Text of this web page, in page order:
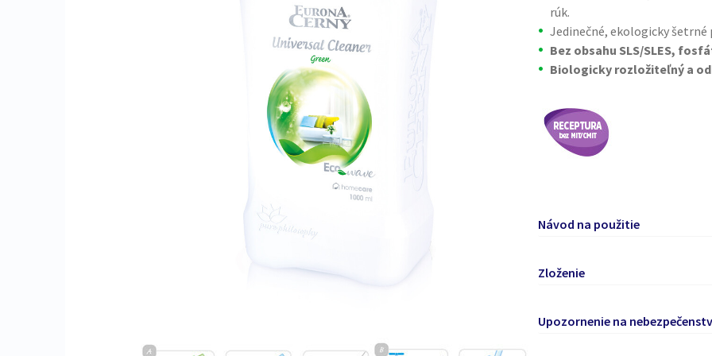
rúk.
Jedinečné, ekologicky
Bez obsahu SLS/SLES,
Biologicky rozložiteľný a
Návod na použitie
(linoleum, dlaždice, mramor,
(umývateľné steny, kľučky,
Zloženie
povrchovo aktívne látky, <5 %
Upozornenie na